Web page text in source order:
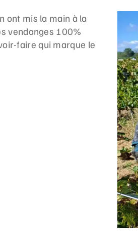
ont mis la main à la
vendanges 100%
faire qui marque le